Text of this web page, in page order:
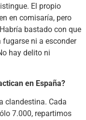
El propio
en comisaría, pero
bastado con que
fugarse ni a esconder
hay delito ni
en España?
clandestina. Cada
7.000, repartimos